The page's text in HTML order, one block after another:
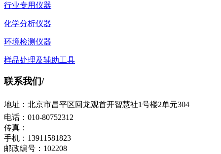
行业专用仪器
化学分析仪器
环境检测仪器
样品处理及辅助工具
联系我们/
地址：北京市昌平区回龙观首开智慧社1号楼2单元304
电话：010-80752312
传真：
手机：13911581823
邮政编号：102208